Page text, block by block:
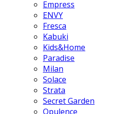
Empress
ENVY
Fresca
Kabuki
Kids&Home
Paradise
Milan
Solace
Strata
Secret Garden
Opulence